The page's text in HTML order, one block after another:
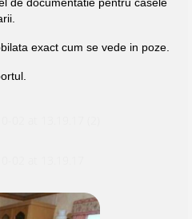
exact cum se vede in poze.